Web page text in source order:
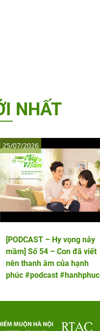
NHẤT
[PODCAST – Hy vọng nảy
mầm] Số 54 – Con đã viết
nên thanh âm của hạnh
phúc #podcast #hanhphuc
25/07/2026